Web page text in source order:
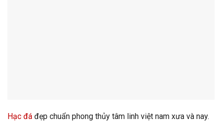
Hạc đá đẹp chuẩn phong thủy tâm linh việt nam xưa và nay.